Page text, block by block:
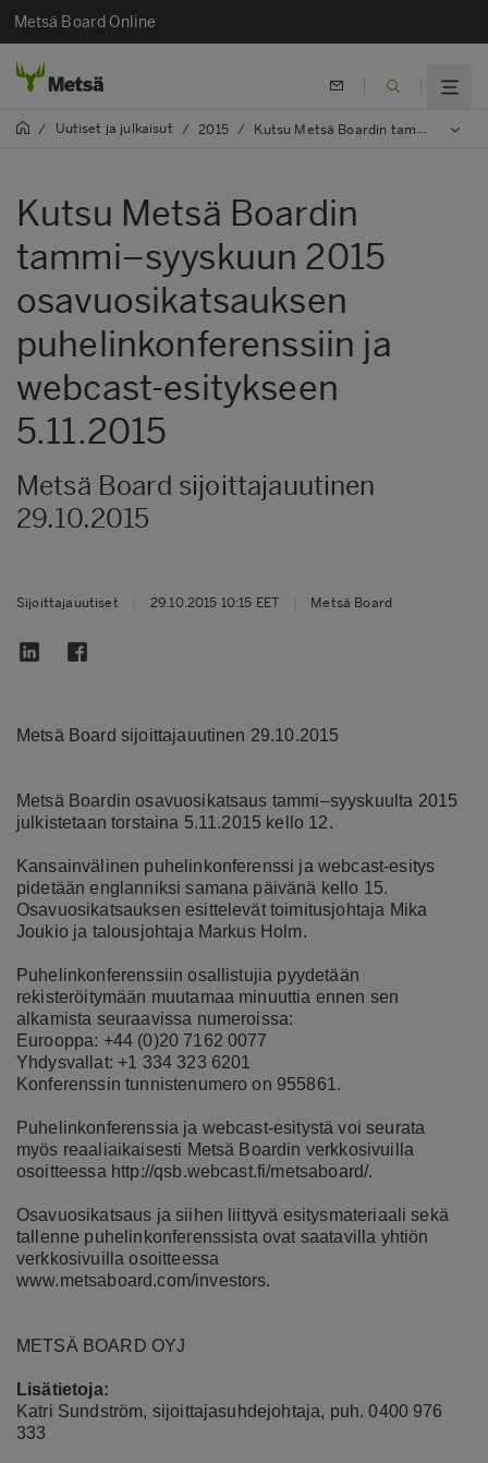
Metsä Board Online
/ Uutiset ja julkaisut / 2015 / Kutsu Metsä Boardin tammi–syyskuun 2015 osavuosikatsauksen puhelinkonferenssiin ja webcast-esitykseen 5.11.2015
Kutsu Metsä Boardin
tammi–syyskuun 2015
osavuosikatsauksen
puhelinkonferenssiin ja
webcast-esitykseen
5.11.2015
Metsä Board sijoittajauutinen
29.10.2015
Sijoittajauutiset 29.10.2015 10:15 EET Metsä Board
Metsä Board sijoittajauutinen 29.10.2015
Metsä Boardin osavuosikatsaus tammi–syyskuulta 2015
julkistetaan torstaina 5.11.2015 kello 12.
Kansainvälinen puhelinkonferenssi ja webcast-esitys
pidetään englanniksi samana päivänä kello 15.
Osavuosikatsauksen esittelevät toimitusjohtaja Mika
Joukio ja talousjohtaja Markus Holm.
Puhelinkonferenssiin osallistujia pyydetään
rekisteröitymään muutamaa minuuttia ennen sen
alkamista seuraavissa numeroissa:
Eurooppa: +44 (0)20 7162 0077
Yhdysvallat: +1 334 323 6201
Konferenssin tunnistenumero on 955861.
Puhelinkonferenssia ja webcast-esitystä voi seurata
myös reaaliaikaisesti Metsä Boardin verkkosivuilla
osoitteessa http://qsb.webcast.fi/metsaboard/.
Osavuosikatsaus ja siihen liittyvä esitysmateriaali sekä
tallenne puhelinkonferenssista ovat saatavilla yhtiön
verkkosivuilla osoitteessa
www.metsaboard.com/investors.
METSÄ BOARD OYJ
Lisätietoja:
Katri Sundström, sijoittajasuhdejohtaja, puh. 0400 976
333